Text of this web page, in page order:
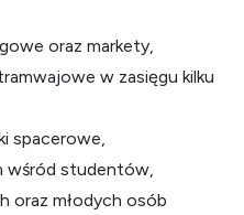
oraz markety,
w zasięgu kilku
spacerowe,
wśród studentów,
oraz młodych osób